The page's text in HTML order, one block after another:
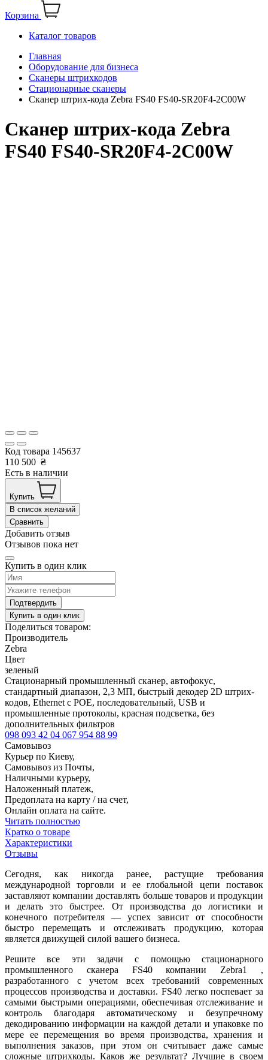
Корзина
Каталог товаров
Главная
Оборудование для бизнеса
Сканеры штрихкодов
Стационарные сканеры
Сканер штрих-кода Zebra FS40 FS40-SR20F4-2C00W
Сканер штрих-кода Zebra
FS40 FS40-SR20F4-2C00W
Код товара 145637
110 500 ₴
Есть в наличии
Купить
В список желаний
Сравнить
Добавить отзыв
Отзывов пока нет
Купить в один клик
Подтвердить
Купить в один клик
Поделиться товаром:
Производитель
Zebra
Цвет
зеленый
Стационарный промышленный сканер, автофокус,
стандартный диапазон, 2,3 МП, быстрый декодер 2D штрих-
кодов, Ethernet с POE, последовательный, USB и
промышленные протоколы, красная подсветка, без
дополнительных фильтров
098 093 42 04 067 954 88 99
Самовывоз
Курьер по Киеву,
Самовывоз из Почты,
Наличными курьеру,
Наложенный платеж,
Предоплата на карту / на счет,
Онлайн оплата на сайте.
Читать полностью
Кратко о товаре
Характеристики
Отзывы
Сегодня, как никогда ранее, растущие требования
международной торговли и ее глобальной цепи поставок
заставляют компании доставлять больше товаров и продукции
и делать это быстрее. От производства до логистики и
конечного потребителя — успех зависит от способности
быстро перемещать и отслеживать продукцию, которая
является движущей силой вашего бизнеса.
Решите все эти задачи с помощью стационарного
промышленного сканера FS40 компании Zebra1 ,
разработанного с учетом всех требований современных
процессов производства и доставки. FS40 легко поспевает за
самыми быстрыми операциями, обеспечивая отслеживание и
контроль благодаря автоматическому и безупречному
декодированию информации на каждой детали и упаковке по
мере ее перемещения во время производства, хранения и
выполнения заказов, при этом он считывает даже самые
сложные штрихкоды. Каков же результат? Лучшие в своем